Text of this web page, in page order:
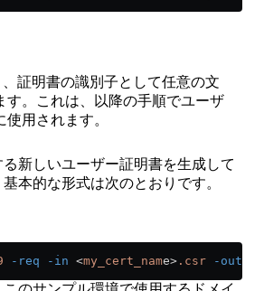
証明書の識別子として任意の文
す。これは、以降の手順でユーザ
用されます。
新しいユーザー証明書を生成して
本的な形式は次のとおりです。
-req -in <my_cert_name> .csr -out